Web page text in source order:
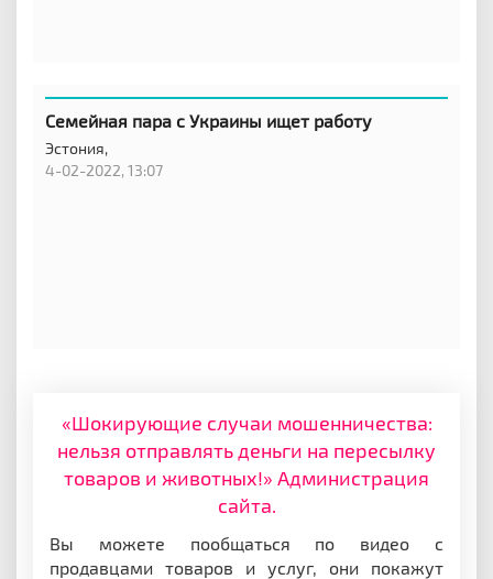
Семейная пара с Украины ищет работу
Эстония,
4-02-2022, 13:07
«Шокирующие случаи мошенничества:
нельзя отправлять деньги на пересылку
товаров и животных!» Администрация
сайта.
Вы можете пообщаться по видео с
продавцами товаров и услуг, они покажут